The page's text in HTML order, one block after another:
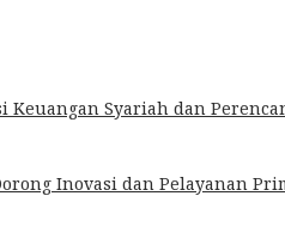
Syariah dan
Inovasi dan Pelayanan